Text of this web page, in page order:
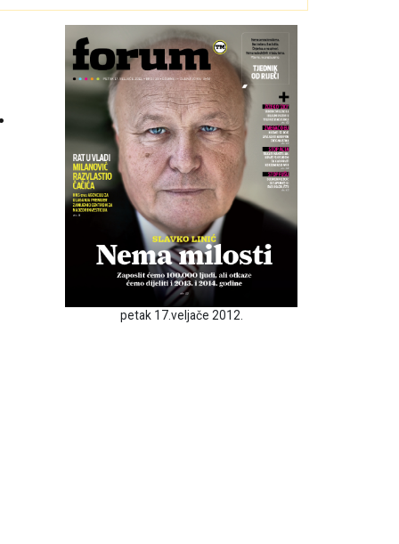
petak 17.veljače 2012.